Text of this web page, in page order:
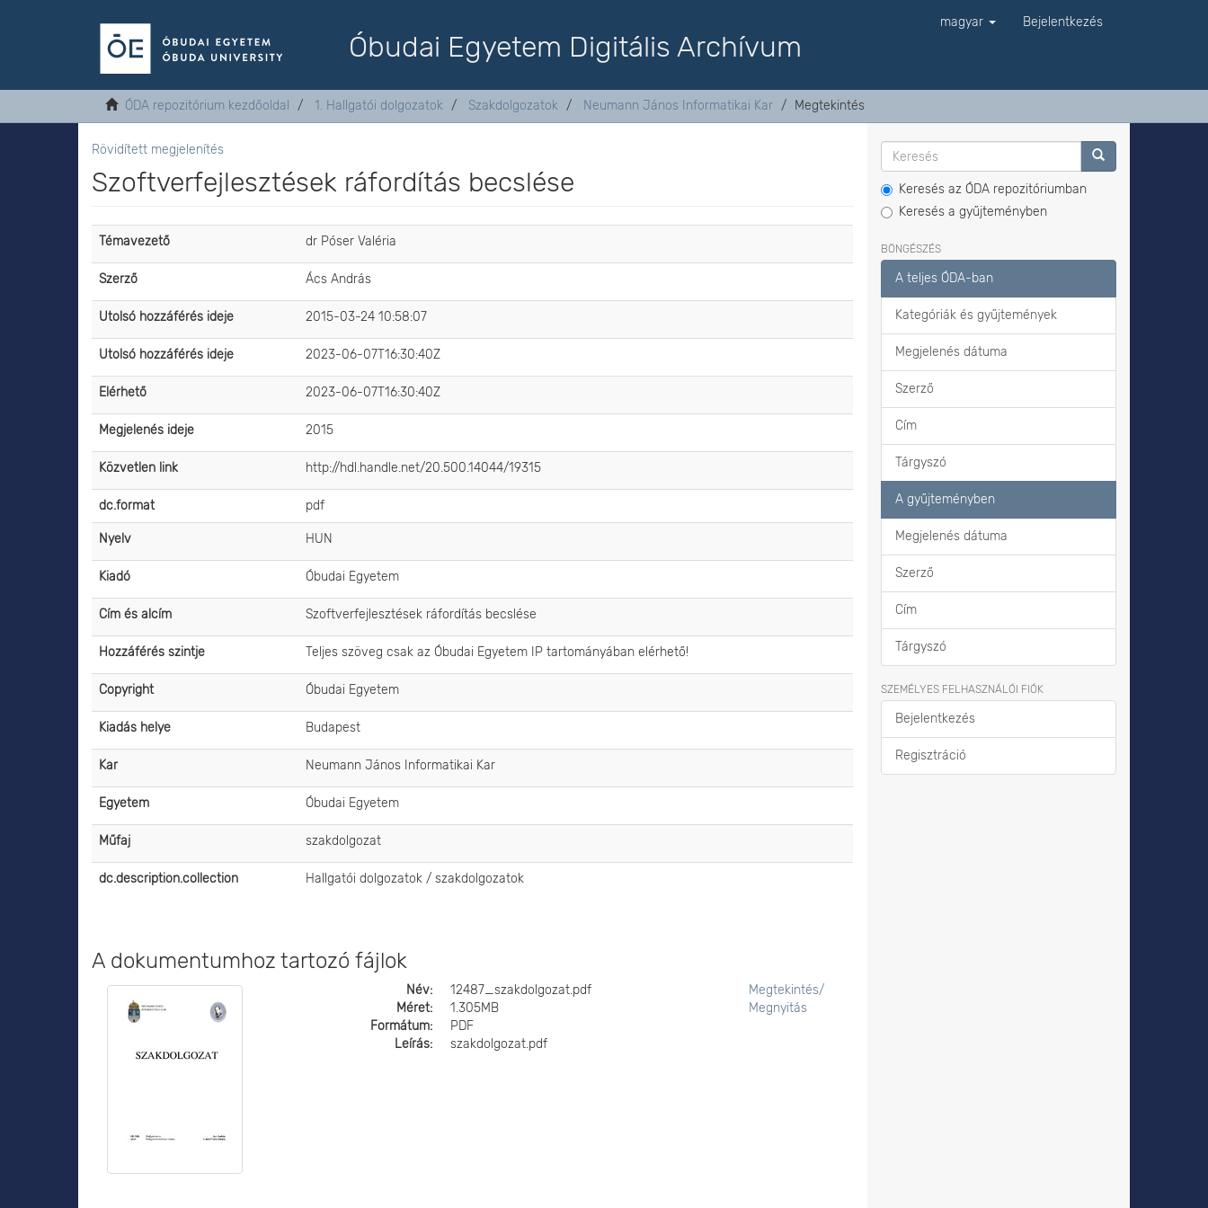
Óbudai Egyetem Digitális Archívum
magyar Bejelentkezés
ÓDA repozitórium kezdőoldal 1. Hallgatói dolgozatok Szakdolgozatok Neumann János Informatikai Kar Megtekintés
Rövidített megjelenítés
Szoftverfejlesztések ráfordítás becslése
Témavezető dr Póser Valéria
Szerző Ács András
Utolsó hozzáférés ideje 2015-03-24 10:58:07
Utolsó hozzáférés ideje 2023-06-07T16:30:40Z
Elérhető 2023-06-07T16:30:40Z
Megjelenés ideje 2015
Közvetlen link http://hdl.handle.net/20.500.14044/19315
dc.format pdf
Nyelv HUN
Kiadó Óbudai Egyetem
Cím és alcím Szoftverfejlesztések ráfordítás becslése
Hozzáférés szintje Teljes szöveg csak az Óbudai Egyetem IP tartományában elérhető!
Copyright Óbudai Egyetem
Kiadás helye Budapest
Kar Neumann János Informatikai Kar
Egyetem Óbudai Egyetem
Műfaj szakdolgozat
dc.description.collection Hallgatói dolgozatok / szakdolgozatok
A dokumentumhoz tartozó fájlok
Név:
12487_szakdolgozat.pdf
Méret:
1.305MB
Formátum:
PDF
Leírás:
szakdolgozat.pdf
Megtekintés/
Megnyitás
Keresés az ÓDA repozitóriumban
Keresés a gyűjteményben
BÖNGÉSZÉS
A teljes ÓDA-ban
Kategóriák és gyűjtemények
Megjelenés dátuma
Szerző
Cím
Tárgyszó
A gyűjteményben
Megjelenés dátuma
Szerző
Cím
Tárgyszó
SZEMÉLYES FELHASZNÁLÓI FIÓK
Bejelentkezés
Regisztráció